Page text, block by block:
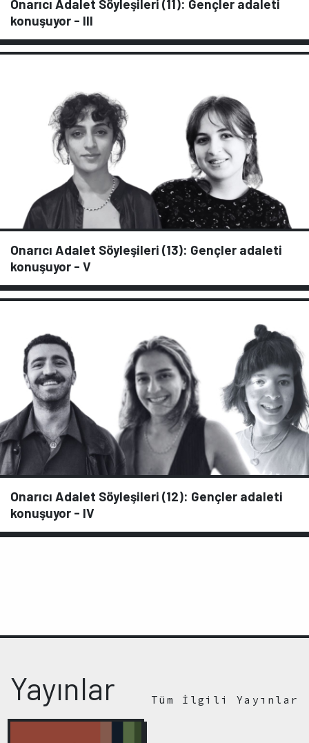
Onarıcı Adalet Söyleşileri (11): Gençler adaleti
konuşuyor - III
Onarıcı Adalet Söyleşileri (13): Gençler adaleti
konuşuyor - V
Onarıcı Adalet Söyleşileri (12): Gençler adaleti
konuşuyor - IV
Yayınlar Tüm İlgili Yayınlar